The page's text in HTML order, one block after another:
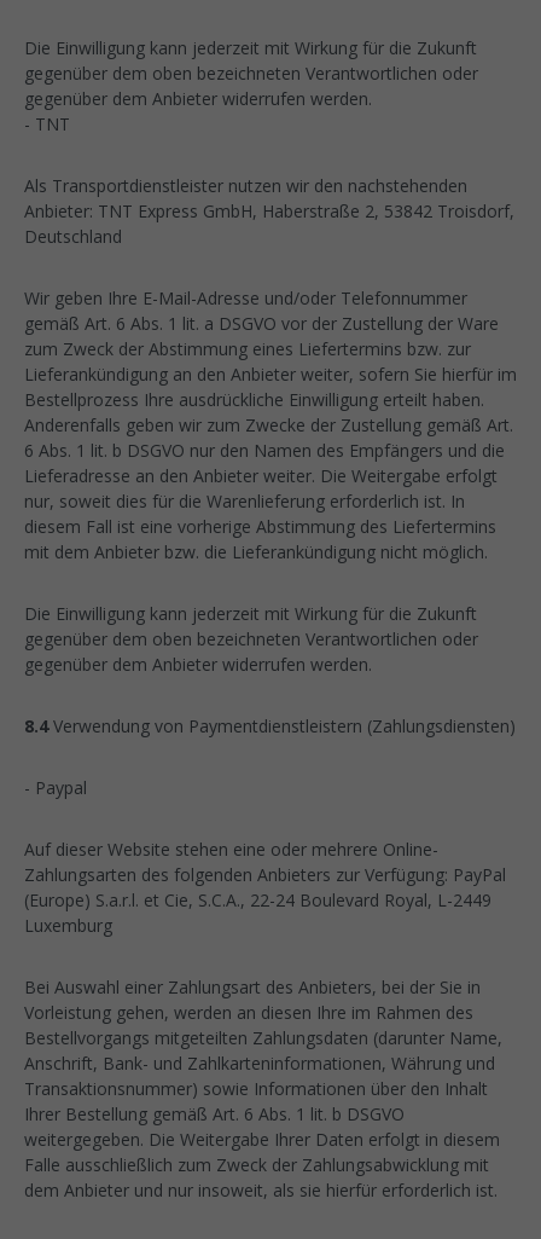
Die Einwilligung kann jederzeit mit Wirkung für die Zukunft
gegenüber dem oben bezeichneten Verantwortlichen oder
gegenüber dem Anbieter widerrufen werden.
- TNT
Als Transportdienstleister nutzen wir den nachstehenden
Anbieter: TNT Express GmbH, Haberstraße 2, 53842 Troisdorf,
Deutschland
Wir geben Ihre E-Mail-Adresse und/oder Telefonnummer
gemäß Art. 6 Abs. 1 lit. a DSGVO vor der Zustellung der Ware
zum Zweck der Abstimmung eines Liefertermins bzw. zur
Lieferankündigung an den Anbieter weiter, sofern Sie hierfür im
Bestellprozess Ihre ausdrückliche Einwilligung erteilt haben.
Anderenfalls geben wir zum Zwecke der Zustellung gemäß Art.
6 Abs. 1 lit. b DSGVO nur den Namen des Empfängers und die
Lieferadresse an den Anbieter weiter. Die Weitergabe erfolgt
nur, soweit dies für die Warenlieferung erforderlich ist. In
diesem Fall ist eine vorherige Abstimmung des Liefertermins
mit dem Anbieter bzw. die Lieferankündigung nicht möglich.
Die Einwilligung kann jederzeit mit Wirkung für die Zukunft
gegenüber dem oben bezeichneten Verantwortlichen oder
gegenüber dem Anbieter widerrufen werden.
8.4Verwendung von Paymentdienstleistern (Zahlungsdiensten)
- Paypal
Auf dieser Website stehen eine oder mehrere Online-
Zahlungsarten des folgenden Anbieters zur Verfügung: PayPal
(Europe) S.a.r.l. et Cie, S.C.A., 22-24 Boulevard Royal, L-2449
Luxemburg
Bei Auswahl einer Zahlungsart des Anbieters, bei der Sie in
Vorleistung gehen, werden an diesen Ihre im Rahmen des
Bestellvorgangs mitgeteilten Zahlungsdaten (darunter Name,
Anschrift, Bank- und Zahlkarteninformationen, Währung und
Transaktionsnummer) sowie Informationen über den Inhalt
Ihrer Bestellung gemäß Art. 6 Abs. 1 lit. b DSGVO
weitergegeben. Die Weitergabe Ihrer Daten erfolgt in diesem
Falle ausschließlich zum Zweck der Zahlungsabwicklung mit
dem Anbieter und nur insoweit, als sie hierfür erforderlich ist.